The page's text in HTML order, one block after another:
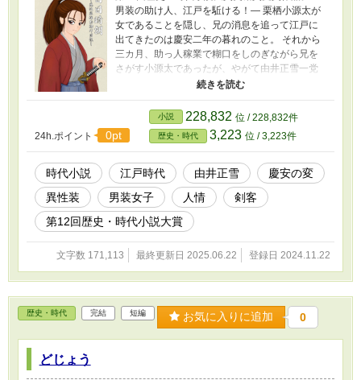
男装の助け人、江戸を駈ける！― 栗栖小源太が
女であることを隠し、兄の消息を追って江戸に
出てきたのは慶安二年の暮れのこと。 それから
三カ月、助っ人稼業で糊口をしのぎながら兄を
さがす小源太であったが、やがて由井正雪一党
の陰謀に巻き込まれてゆくのだった。 江戸時代
つ、慶安の変を独自の視点で描き、アクション
も豊富に描いたエンターテインメント作品で
す。性同一性障害の女性が、人の優しさにささ
えられ、生きづらい時代を明るく生きる物語に
なっています。 （2025/06/22完結）
24h.ポイント 0pt
小説 228,832 位 / 228,832件
歴史・時代 3,223 位 / 3,223件
時代小説 江戸時代 由井正雪
慶安の変
異性装
男装女子 人情
剣客
第12回歴史・時代小説大賞
文字数 171,113 最終更新日 2025.06.22 登録日 2024.11.22
歴史・時代 完結 短編 お気に入りに追加 0
どじょう